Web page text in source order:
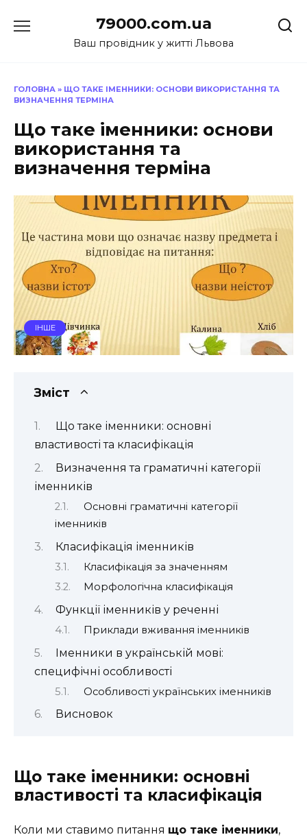
до
79000.com.ua
Ваш провідник у житті Львова
ГОЛОВНА » ЩО ТАКЕ ІМЕННИКИ: ОСНОВИ ВИКОРИСТАННЯ ТА
ВИЗНАЧЕННЯ ТЕРМІНА
Що таке іменники: основи
використання та
визначення терміна
ІНШЕ
Зміст
Що таке іменники: основні
властивості та класифікація
Визначення та граматичні категорії
іменників
Основні граматичні категорії
іменників
Класифікація іменників
Класифікація за значенням
Морфологічна класифікація
Функції іменників у реченні
Приклади вживання іменників
Іменники в українській мові:
специфічні особливості
Особливості українських іменників
Висновок
Що таке іменники: основні
властивості та класифікація
Коли ми ставимо питання що таке іменники,